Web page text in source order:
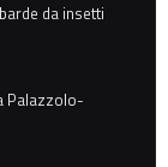
da insetti
Palazzolo-